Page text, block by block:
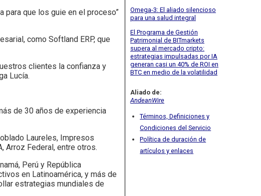
para que los guie en el proceso”
como Softland ERP, que
clientes la confianza y
Lucía.
de 30 años de experiencia
Laureles, Impresos
Arroz Federal, entre otros.
Perú y República
en Latinoamérica, y más de
estrategias mundiales de
Omega-3: El aliado silencioso
para una salud integral
El Programa de Gestión
Patrimonial de BITmarkets
supera al mercado cripto:
estrategias impulsadas por IA
generan casi un 40% de ROI en
BTC en medio de la volatilidad
Aliado de:
AndeanWire
Términos, Definiciones y
Condiciones del Servicio
Política de duración de
artículos y enlaces